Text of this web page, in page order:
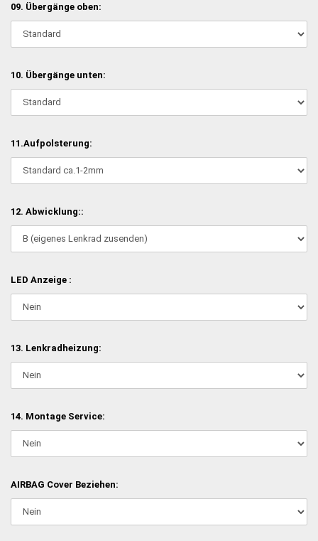
09. Übergänge oben:
10. Übergänge unten:
11.Aufpolsterung:
12. Abwicklung::
LED Anzeige :
13. Lenkradheizung:
14. Montage Service:
AIRBAG Cover Beziehen: